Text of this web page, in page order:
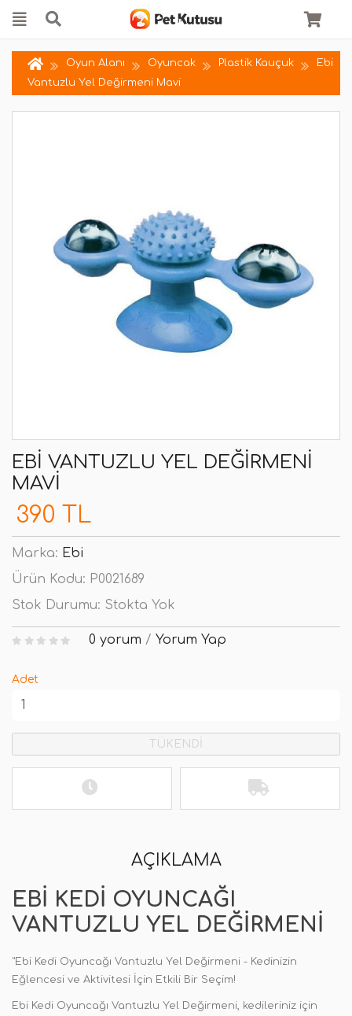
Oyun Alanı Oyuncak Plastik Kauçuk
Ebi
Vantuzlu Yel Değirmeni Mavi
EBI VANTUZLU YEL DEĞIRMENI
MAVI
390 TL
Marka: Ebi
Ürün Kodu: P0021689
Stok Durumu: Stokta Yok
0 yorum / Yorum Yap
Adet
TÜKENDİ
AÇIKLAMA
EBI KEDI OYUNCAĞI
VANTUZLU YEL DEĞIRMENI
"Ebi Kedi Oyuncağı Vantuzlu Yel Değirmeni - Kedinizin
Eğlencesi ve Aktivitesi İçin Etkili Bir Seçim!
Ebi Kedi Oyuncağı Vantuzlu Yel Değirmeni, kedileriniz için